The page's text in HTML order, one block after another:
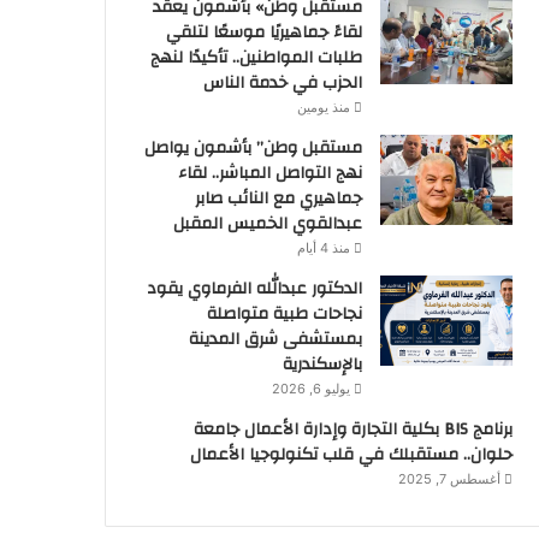
مستقبل وطن» بأشمون يعقد
لقاءً جماهيريًا موسعًا لتلقي
طلبات المواطنين.. تأكيدًا لنهج
الحزب في خدمة الناس
منذ يومين
مستقبل وطن” بأشمون يواصل
نهج التواصل المباشر.. لقاء
جماهيري مع النائب صابر
عبدالقوي الخميس المقبل
منذ 4 أيام
الدكتور عبدالله الفرماوي يقود
نجاحات طبية متواصلة
بمستشفى شرق المدينة
بالإسكندرية
يوليو 6, 2026
برنامج BIS بكلية التجارة وإدارة الأعمال جامعة
حلوان.. مستقبلك في قلب تكنولوجيا الأعمال
أغسطس 7, 2025